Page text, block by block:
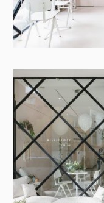
h
f
r
: